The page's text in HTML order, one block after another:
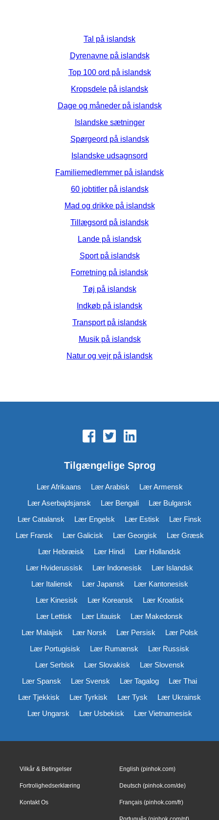
Tal på islandsk
Dyrenavne på islandsk
Top 100 ord på islandsk
Kropsdele på islandsk
Dage og måneder på islandsk
Islandske sætninger
Spørgeord på islandsk
Islandske udsagnsord
Familiemedlemmer på islandsk
60 jobtitler på islandsk
Mad og drikke på islandsk
Tillægsord på islandsk
Lande på islandsk
Sport på islandsk
Forretning på islandsk
Tøj på islandsk
Indkøb på islandsk
Transport på islandsk
Musik på islandsk
Natur og vejr på islandsk
Tilgængelige Sprog
Lær Afrikaans Lær Arabisk
Lær Armensk
Lær Aserbajdsjansk
Lær Bengali
Lær Bulgarsk
Lær Catalansk
Lær Engelsk Lær Estisk
Lær Finsk
Lær Fransk
Lær Galicisk Lær Georgisk
Lær Græsk
Lær Hebræisk
Lær Hindi
Lær Hollandsk
Lær Hviderussisk
Lær Indonesisk
Lær Islandsk
Lær Italiensk
Lær Japansk
Lær Kantonesisk
Lær Kinesisk
Lær Koreansk
Lær Kroatisk
Lær Lettisk
Lær Litauisk
Lær Makedonsk
Lær Malajisk
Lær Norsk Lær Persisk
Lær Polsk
Lær Portugisisk
Lær Rumænsk
Lær Russisk
Lær Serbisk
Lær Slovakisk
Lær Slovensk
Lær Spansk
Lær Svensk Lær Tagalog
Lær Thai
Lær Tjekkisk
Lær Tyrkisk Lær Tysk
Lær Ukrainsk
Lær Ungarsk
Lær Usbekisk Lær Vietnamesisk
Vilkår & Betingelser
Fortrolighedserklæring
Kontakt Os
English (pinhok.com)
Deutsch (pinhok.com/de)
Français (pinhok.com/fr)